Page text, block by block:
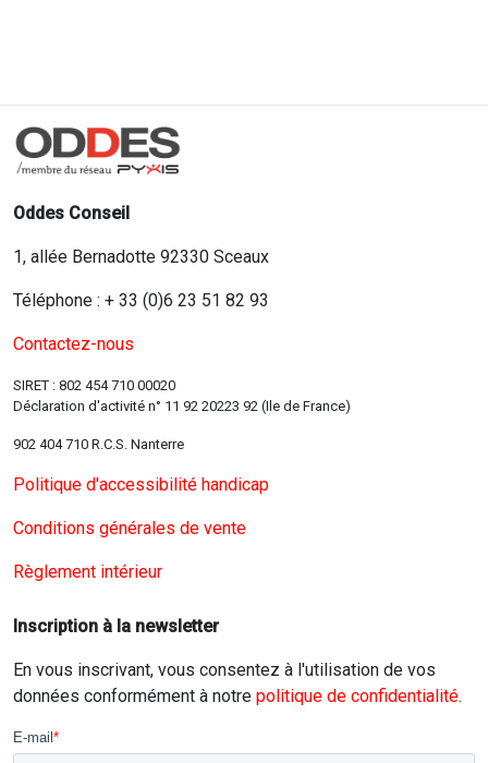
Oddes Conseil
1, allée Bernadotte 92330 Sceaux
Téléphone : + 33 (0)6 23 51 82 93
Contactez-nous
SIRET : 802 454 710 00020
Déclaration d'activité n° 11 92 20223 92 (Ile de France)
902 404 710 R.C.S. Nanterre
Politique d'accessibilité handicap
Conditions générales de vente
Règlement intérieur
Inscription à la newsletter
En vous inscrivant, vous consentez à l'utilisation de vos
données conformément à notre politique de confidentialité.